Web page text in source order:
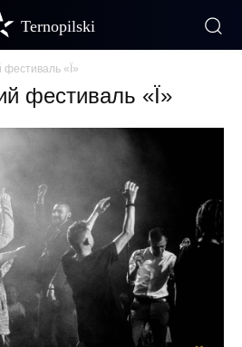
Ternopilski
фестиваль «Ї»
фестиваль «Ї»